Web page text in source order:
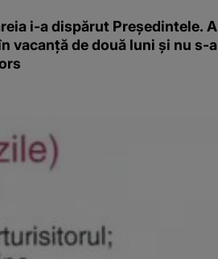
i-a dispărut Președintele. A
vacanță de două luni și nu s-a